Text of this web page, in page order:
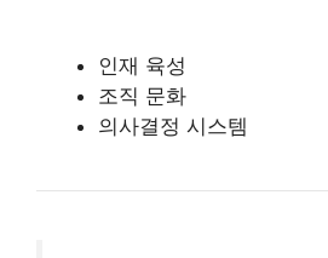
인재 육성
조직 문화
의사결정 시스템